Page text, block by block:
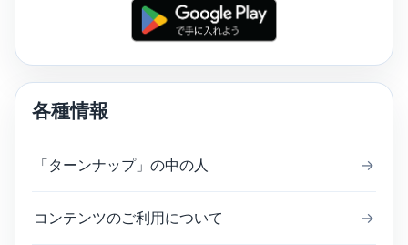
各種情報
「ターンナップ」の中の人 →
コンテンツのご利用について →